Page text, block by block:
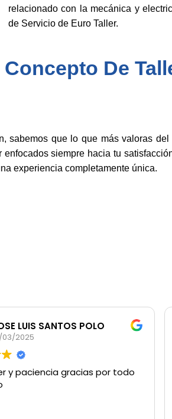
relacionado con la mecánica y
de Servicio de Euro Taller.
De
sabemos que lo que más valoras
enfocados siempre hacia tu
experiencia completamente única.
LUIS SANTOS POLO
03/2025
y paciencia gracias por todo